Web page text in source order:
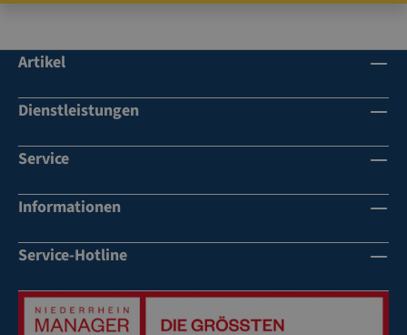
Artikel
Dienstleistungen
Service
Informationen
Service-Hotline